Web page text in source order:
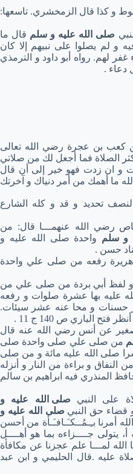
و كذا قال الزمخشري. تاسعها:
صلى الله عليه و سلم قال ما
و لم يصلوا على نبيهم إلا كان
لهم. رواه أبو داود و الترمذي
.
كعب بن عجرة رضي الله تعالى
الصلاة فما أجعل لك من صلاتي
و ان زدت فهو خير إلى أن قال
ما أهمك من أمر دنياك و آخرتك
تحديد و قد و كله الشارع
رضي الله عنهمـــا قال: من
و سلم واحدة صلى الله عليه و
حسن .
رفعه من صلى علي واحدة
و لفظ أبي بردة من صلى علي من
عليه بها عشرة صلوات و رفعه
حسنات و محا عنه عشر سيئات.
الباري ص 140 ج 11 .
عن أنس رضي الله عنه قال
من صلى علي صلى واحدة صلى
صلى الله عليه مائة و من صلى
النفاق و براءة من النار و أنزله
المنذري فيه ابراهيم بن سالم
على النبي صلى الله عليه و
و قضاء حق النبي صلى الله عليه و
أمرنا بـِـمُــكـَـافـَـأة من أحسن
أ، يتولى جــــزاءه بما هو أهــــل
الله لمـــا علم عجزنا عن مكافأة
عليه .قال الحليمي و ابن عبد